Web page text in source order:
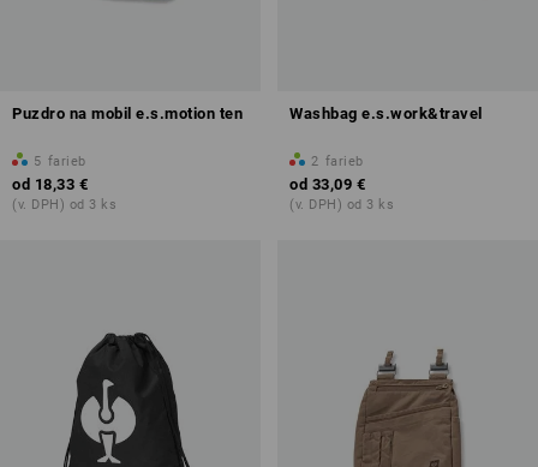
Puzdro na mobil e.s.motion ten
5 farieb
od 18,33 €
(v. DPH) od 3 ks
Washbag e.s.work&travel
2 farieb
od 33,09 €
(v. DPH) od 3 ks